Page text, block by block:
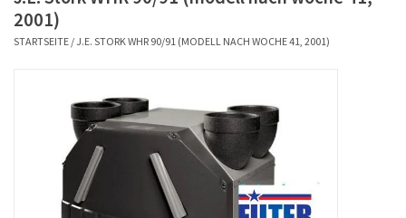
2001)
STARTSEITE / J.E. STORK WHR 90/91 (MODELL NACH WOCHE 41, 2001)